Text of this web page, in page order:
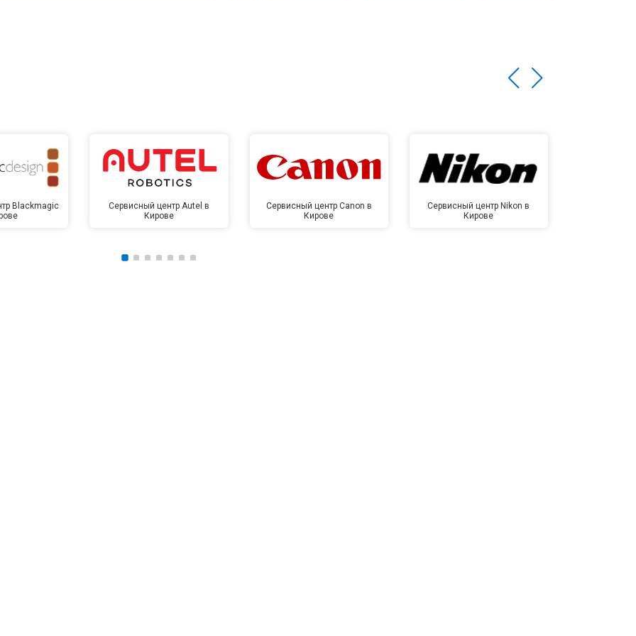
Blackmagic
Сервисный центр Autel в
Кирове
Сервисный центр Canon в
Кирове
Сервисный центр Nikon в
Кирове